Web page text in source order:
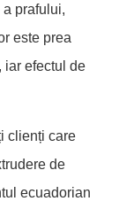
prafului,
este prea
iar efectul de
clienți care
de
ecuadorian